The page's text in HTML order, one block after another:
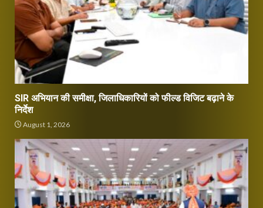
SIR अभियान की समीक्षा, जिलाधिकारियों को फील्ड विजिट बढ़ाने के
निर्देश
August 1, 2026